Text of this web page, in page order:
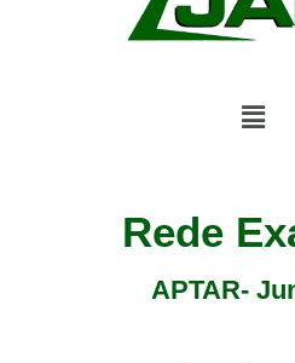
Rede
APTAR-